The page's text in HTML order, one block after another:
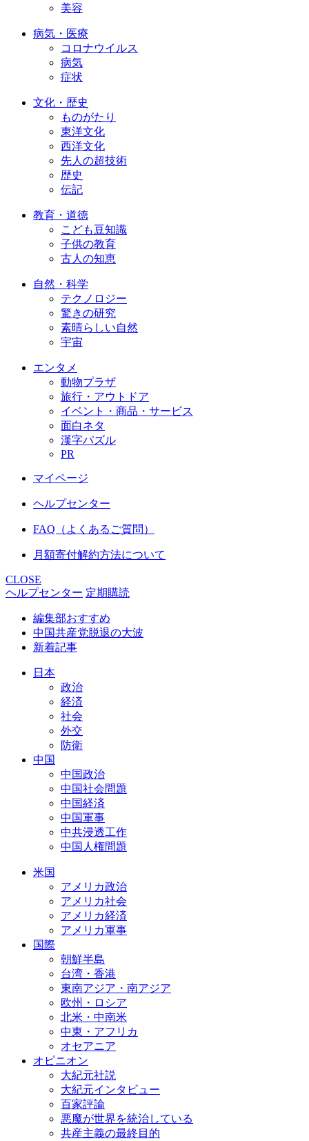
美容
病気・医療
コロナウイルス
病気
症状
文化・歴史
ものがたり
東洋文化
西洋文化
先人の超技術
歴史
伝記
教育・道徳
こども豆知識
子供の教育
古人の知恵
自然・科学
テクノロジー
驚きの研究
素晴らしい自然
宇宙
エンタメ
動物プラザ
旅行・アウトドア
イベント・商品・サービス
面白ネタ
漢字パズル
PR
マイページ
ヘルプセンター
FAQ（よくあるご質問）
月額寄付解約方法について
CLOSE
ヘルプセンター 定期購読
編集部おすすめ
中国共産党脱退の大波
新着記事
日本
政治
経済
社会
外交
防衛
中国
中国政治
中国社会問題
中国経済
中国軍事
中共浸透工作
中国人権問題
米国
アメリカ政治
アメリカ社会
アメリカ経済
アメリカ軍事
国際
朝鮮半島
台湾・香港
東南アジア・南アジア
欧州・ロシア
北米・中南米
中東・アフリカ
オセアニア
オピニオン
大紀元社説
大紀元インタビュー
百家評論
悪魔が世界を統治している
共産主義の最終目的